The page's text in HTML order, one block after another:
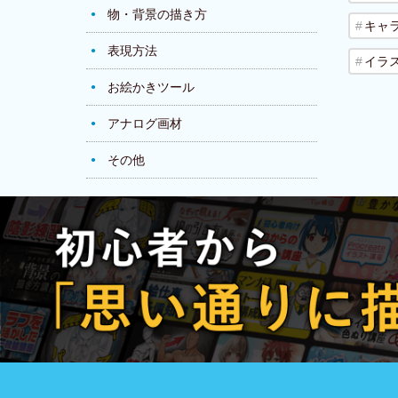
物・背景の描き方
表現方法
お絵かきツール
アナログ画材
その他
キャ
イラ